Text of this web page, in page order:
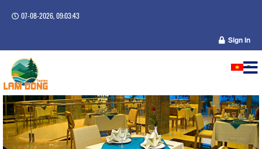
07-08-2026, 09:03:44
Sign in